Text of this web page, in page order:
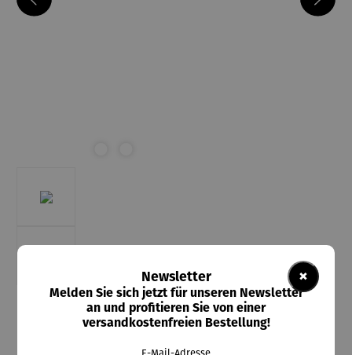
Kleckow
Sternzeichen Anhänger | 333 Gelbgold rund
×
Newsletter
Melden Sie sich jetzt für unseren Newsletter
an und profitieren Sie von einer
versandkostenfreien Bestellung!
E-Mail-Adresse